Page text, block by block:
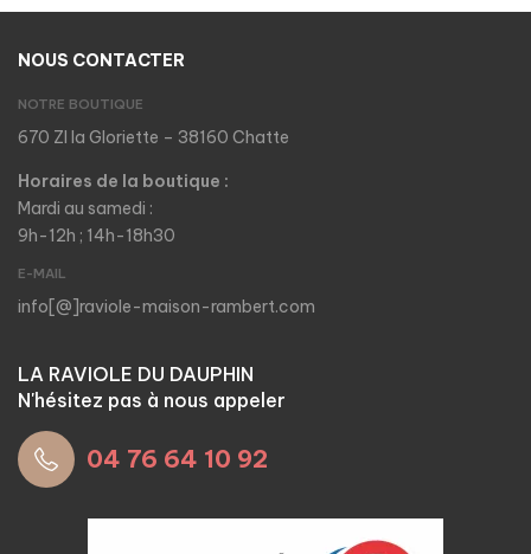
NOUS CONTACTER
NOTRE BOUTIQUE
670 ZI la Gloriette – 38160 Chatte
Horaires de la boutique :
Mardi au samedi :
9h-12h ; 14h-18h30
E-MAIL
info[@]raviole-maison-rambert.com
LA RAVIOLE DU DAUPHIN
N'hésitez pas à nous appeler
04 76 64 10 92